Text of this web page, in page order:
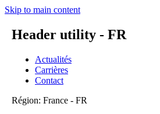
Skip to main content
Header utility - FR
Actualités
Carrières
Contact
Région: France - FR